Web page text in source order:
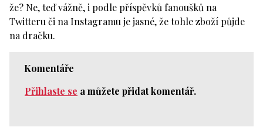
že? Ne, teď vážně, i podle příspěvků fanoušků na
Twitteru či na Instagramu je jasné, že tohle zboží půjde
na dračku.
Komentáře
Přihlaste se a můžete přidat komentář.